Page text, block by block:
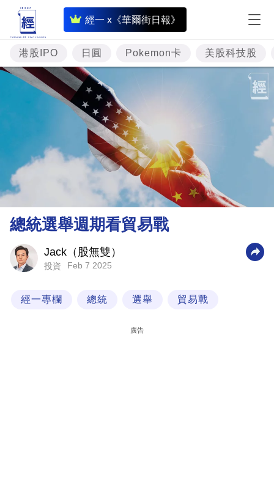
經一 x《華爾街日報》
即
時
財
經
專
題
理
財
商
業
港股IPO 日圓 Pokemon卡 美股科技股
總統選舉週期看貿易戰
Jack（股無雙）
投資 Feb 7 2025
經一專欄 總統 選舉 貿易戰
廣告